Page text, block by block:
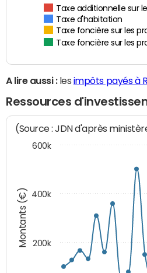
Taxe additionnelle sur
Taxe d'habitation
Taxe foncière sur les
Taxe foncière sur les
A lire aussi :les impôts payés à
Ressources
Montants (€)
(Source : JDN d'après
200k
400k
600k